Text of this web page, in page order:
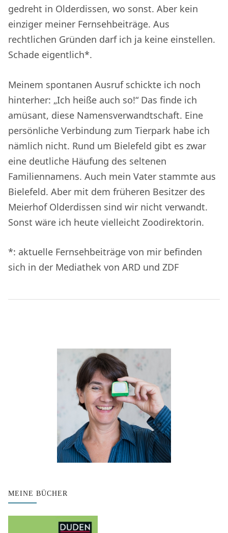
gedreht in Olderdissen, wo sonst. Aber kein
einziger meiner Fernsehbeiträge. Aus
rechtlichen Gründen darf ich ja keine einstellen.
Schade eigentlich*.
Meinem spontanen Ausruf schickte ich noch
hinterher: „Ich heiße auch so!“ Das finde ich
amüsant, diese Namensverwandtschaft. Eine
persönliche Verbindung zum Tierpark habe ich
nämlich nicht. Rund um Bielefeld gibt es zwar
eine deutliche Häufung des seltenen
Familiennamens. Auch mein Vater stammte aus
Bielefeld. Aber mit dem früheren Besitzer des
Meierhof Olderdissen sind wir nicht verwandt.
Sonst wäre ich heute vielleicht Zoodirektorin.
*: aktuelle Fernsehbeiträge von mir befinden
sich in der Mediathek von ARD und ZDF
MEINE BÜCHER